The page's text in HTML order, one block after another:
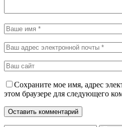
Сохраните мое имя, адрес
этом браузере для следующего